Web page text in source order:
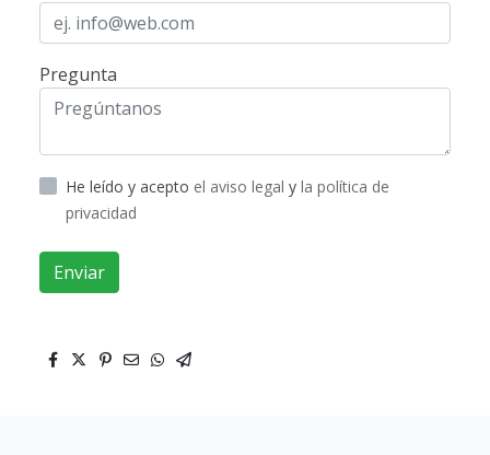
Pregunta
He leído y acepto el aviso legal y la política de
privacidad
Enviar